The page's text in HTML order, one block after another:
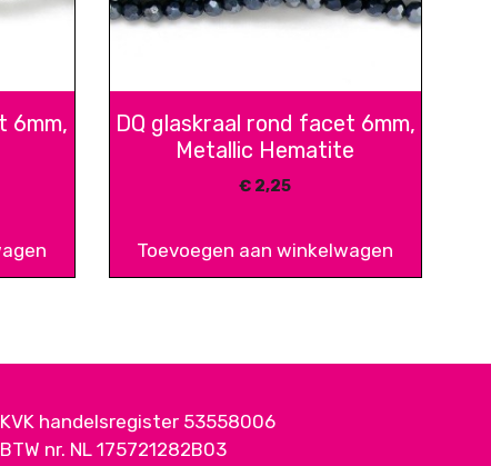
6mm,
DQ glaskraal rond facet 6mm,
Metallic Hematite
€ 2,25
Toevoegen aan winkelwagen
KVK handelsregister 53558006
BTW nr. NL 175721282B03